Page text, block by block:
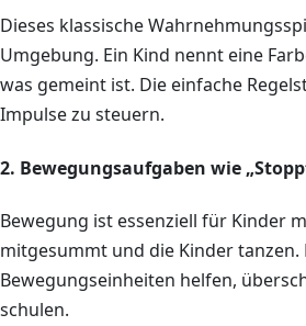
Dieses klassische
Umgebung. Ein Kind nennt eine
was gemeint ist. Die einfache
Impulse zu steuern.
2. Bewegungsaufgaben wie
Bewegung ist essenziell für Kinder
mitgesummt und die Kinder
Bewegungseinheiten helfen,
schulen.